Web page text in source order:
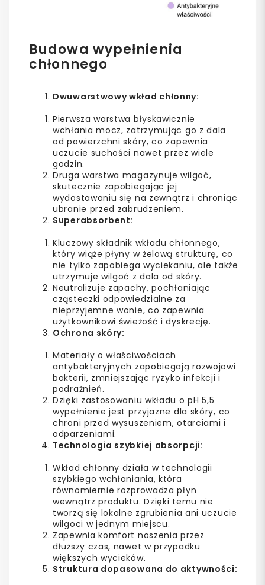
Budowa wypełnienia
chłonnego
Dwuwarstwowy wkład chłonny:
Pierwsza warstwa błyskawicznie
wchłania mocz, zatrzymując go z dala
od powierzchni skóry, co zapewnia
uczucie suchości nawet przez wiele
godzin.
Druga warstwa magazynuje wilgoć,
skutecznie zapobiegając jej
wydostawaniu się na zewnątrz i chroniąc
ubranie przed zabrudzeniem.
Superabsorbent:
Kluczowy składnik wkładu chłonnego,
który wiąże płyny w żelową strukturę, co
nie tylko zapobiega wyciekaniu, ale także
utrzymuje wilgoć z dala od skóry.
Neutralizuje zapachy, pochłaniając
cząsteczki odpowiedzialne za
nieprzyjemne wonie, co zapewnia
użytkownikowi świeżość i dyskrecję.
Ochrona skóry:
Materiały o właściwościach
antybakteryjnych zapobiegają rozwojowi
bakterii, zmniejszając ryzyko infekcji i
podrażnień.
Dzięki zastosowaniu wkładu o pH 5,5
wypełnienie jest przyjazne dla skóry, co
chroni przed wysuszeniem, otarciami i
odparzeniami.
Technologia szybkiej absorpcji:
Wkład chłonny działa w technologii
szybkiego wchłaniania, która
równomiernie rozprowadza płyn
wewnątrz produktu. Dzięki temu nie
tworzą się lokalne zgrubienia ani uczucie
wilgoci w jednym miejscu.
Zapewnia komfort noszenia przez
dłuższy czas, nawet w przypadku
większych wycieków.
Struktura dopasowana do aktywności: